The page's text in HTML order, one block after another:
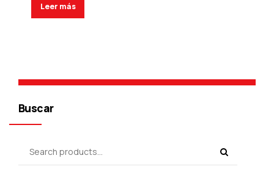
Leer más
Buscar